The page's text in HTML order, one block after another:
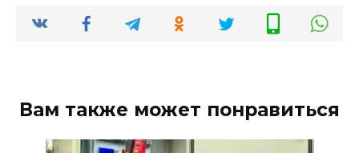
Вам также может понравиться